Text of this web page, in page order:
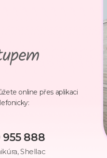
online přes aplikaci
888
Shellac